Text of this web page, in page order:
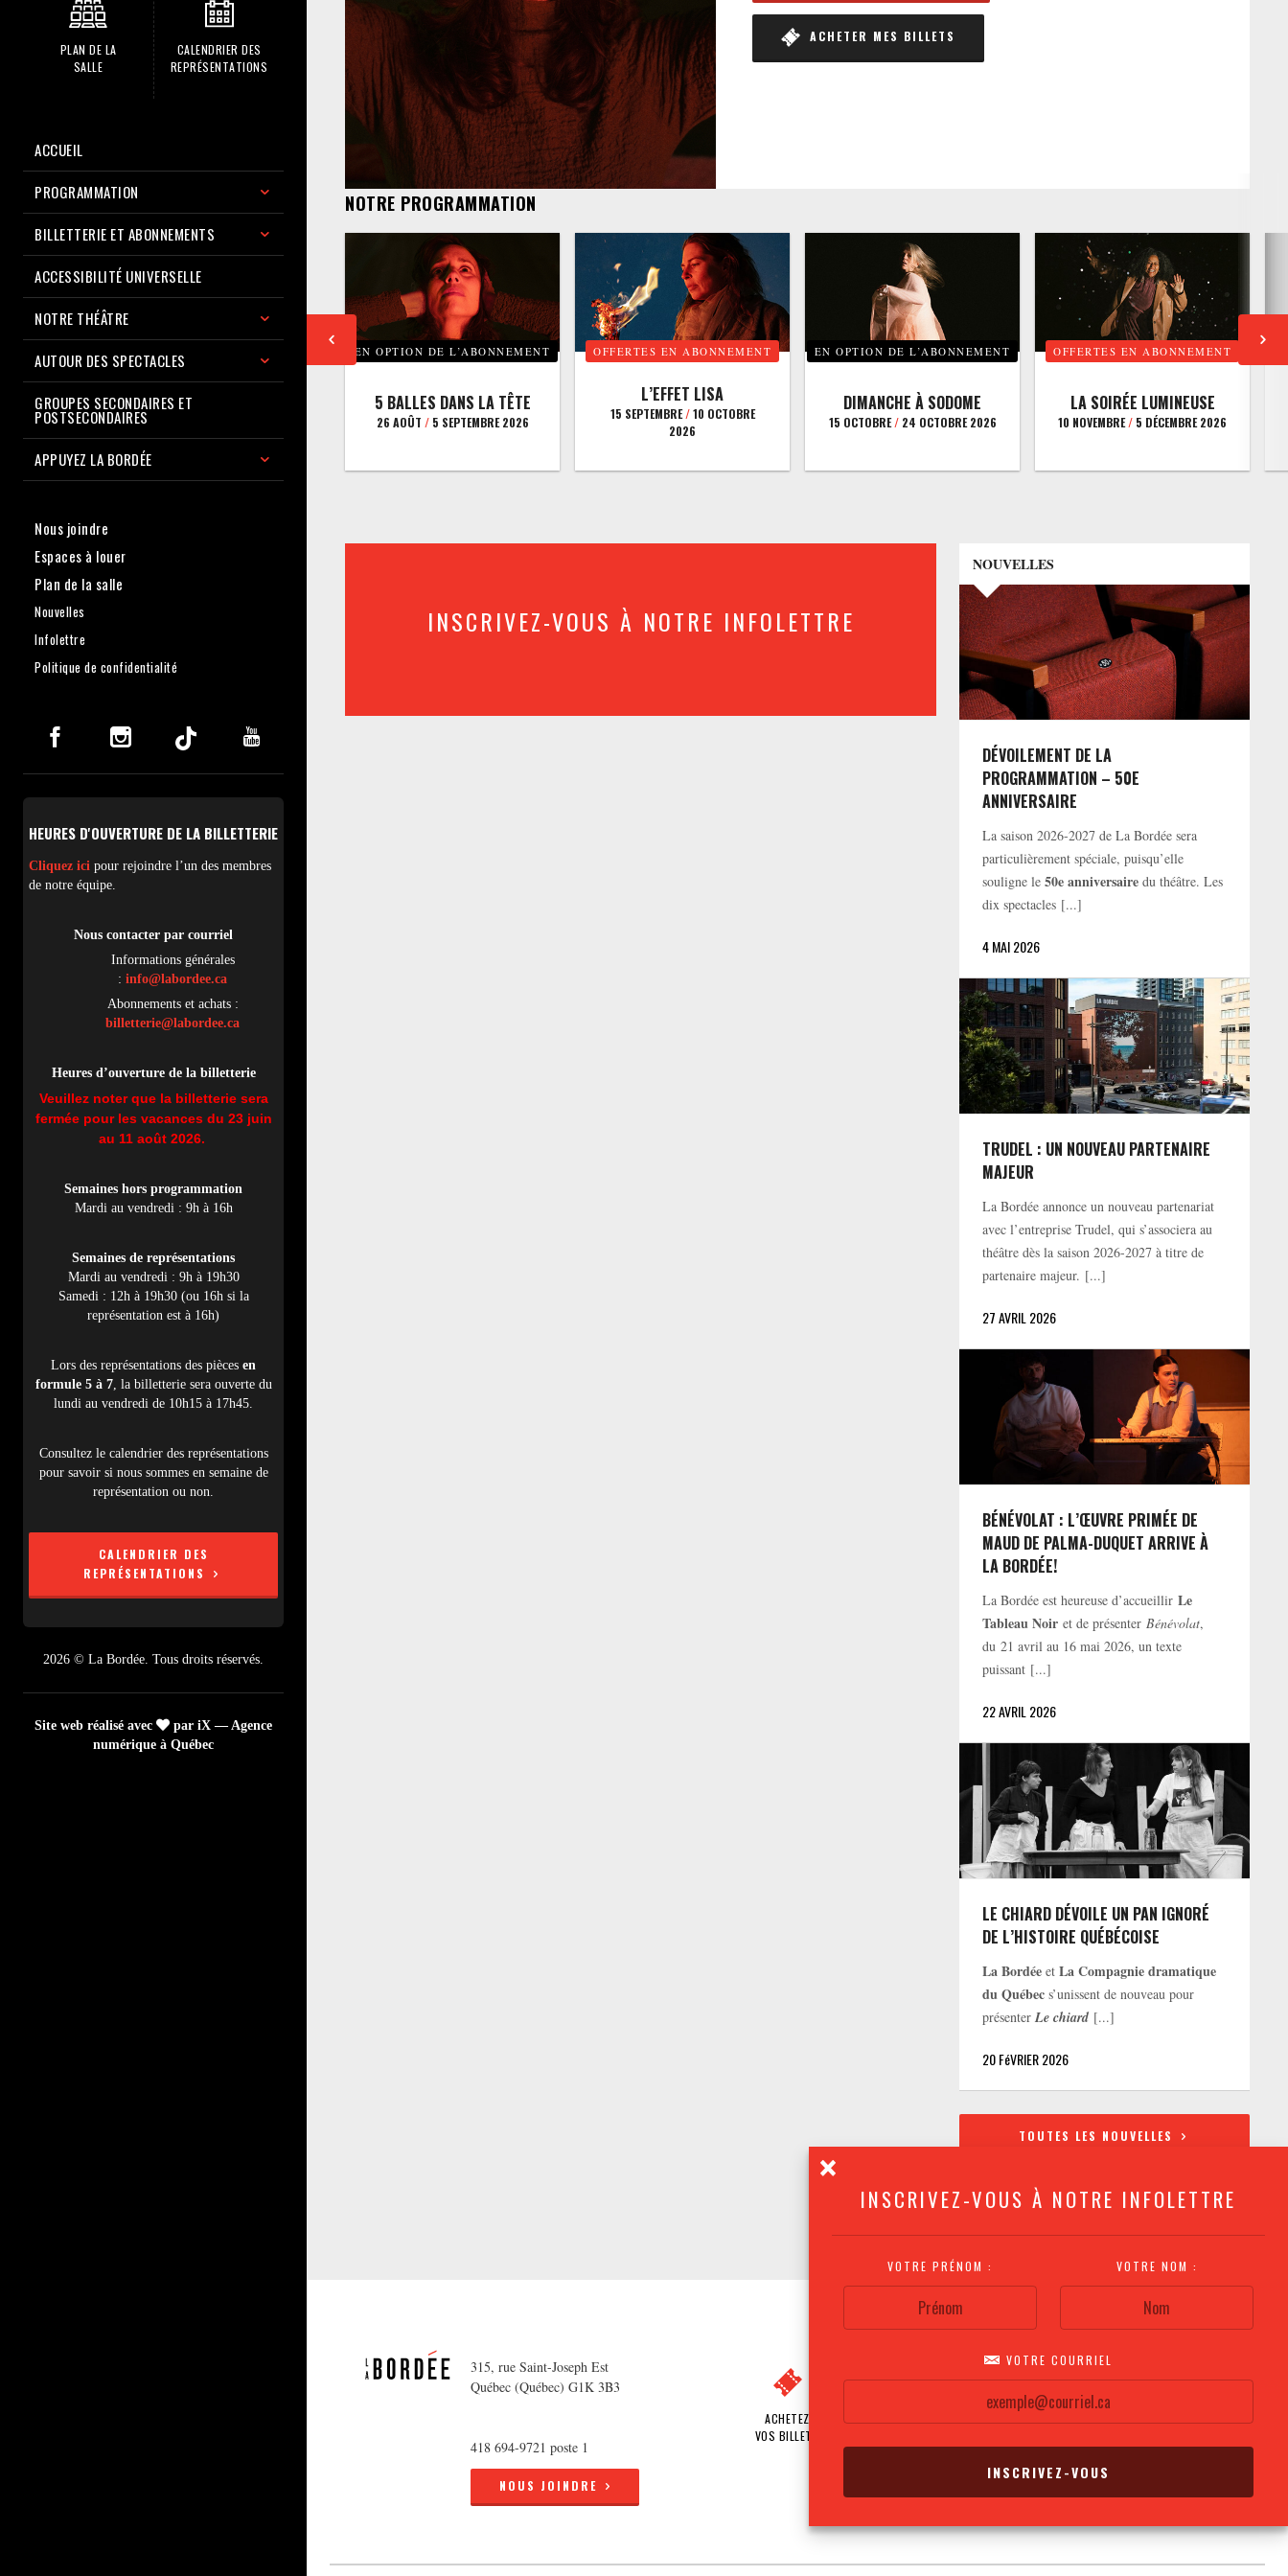
INSCRIVEZ-VOUS À NOTRE INFOLETTRE
VOTRE PRÉNOM : VOTRE NOM :
VOTRE COURRIEL
PLAN DE LA
SALLE
CALENDRIER DES
REPRÉSENTATIONS
ACCUEIL
PROGRAMMATION
BILLETTERIE ET ABONNEMENTS
ACCESSIBILITÉ UNIVERSELLE
NOTRE THÉÂTRE
AUTOUR DES SPECTACLES
GROUPES SECONDAIRES ET
POSTSECONDAIRES
APPUYEZ LA BORDÉE
Nous joindre
Espaces à louer
Plan de la salle
Nouvelles
Infolettre
Politique de confidentialité
HEURES D'OUVERTURE DE LA BILLETTERIE
Cliquez ici pour rejoindre l’un des membres
de notre équipe.
Nous contacter par courriel
Informations générales
: info@labordee.ca
Abonnements et achats :
billetterie@labordee.ca
Heures d’ouverture de la billetterie
Veuillez noter que la billetterie sera
fermée pour les vacances du 23 juin
au 11 août 2026.
Semaines hors programmation
Mardi au vendredi : 9h à 16h
Semaines de représentations
Mardi au vendredi : 9h à 19h30
Samedi : 12h à 19h30 (ou 16h si la
représentation est à 16h)
Lors des représentations des pièces en
formule 5 à 7, la billetterie sera ouverte du
lundi au vendredi de 10h15 à 17h45.
Consultez le calendrier des représentations
pour savoir si nous sommes en semaine de
représentation ou non.
CALENDRIER DES
REPRÉSENTATIONS
2026 © La Bordée. Tous droits réservés.
Site web réalisé avec
par iX — Agence
numérique à Québec
ACHETER MES BILLETS
NOTRE PROGRAMMATION
EN OPTION DE L’ABONNEMENT
5 BALLES DANS LA TÊTE
26 AOÛT /5 SEPTEMBRE 2026
OFFERTES EN ABONNEMENT
L’EFFET LISA
15 SEPTEMBRE/10 OCTOBRE
2026
EN OPTION DE L’ABONNEMENT
DIMANCHE À SODOME
15 OCTOBRE/24 OCTOBRE 2026
OFFERTES EN ABONNEMENT
LA SOIRÉE LUMINEUSE
10 NOVEMBRE/ 5 DÉCEMBRE 2026
INSCRIVEZ-VOUS À NOTRE INFOLETTRE
NOUVELLES
DÉVOILEMENT DE LA
PROGRAMMATION – 50E
ANNIVERSAIRE
La saison 2026-2027 de La Bordée sera
particulièrement spéciale, puisqu’elle
souligne le50e anniversaire du théâtre. Les
dix spectacles [...]
4 MAI 2026
TRUDEL : UN NOUVEAU PARTENAIRE
MAJEUR
La Bordée annonce un nouveau partenariat
avec l’entreprise Trudel, qui s’associera au
théâtre dès la saison 2026-2027 à titre de
partenaire majeur. [...]
27 AVRIL 2026
BÉNÉVOLAT : L’ŒUVRE PRIMÉE DE
MAUD DE PALMA-DUQUET ARRIVE À
LA BORDÉE!
La Bordée est heureuse d’accueillirLe
Tableau Noir et de présenterBénévolat,
du 21 avril au 16 mai 2026, un texte
puissant [...]
22 AVRIL 2026
LE CHIARD DÉVOILE UN PAN IGNORÉ
DE L’HISTOIRE QUÉBÉCOISE
La Bordée etLa Compagnie dramatique
du Québec s’unissent de nouveau pour
présenterLe chiard [...]
20 FéVRIER 2026
TOUTES LES NOUVELLES
315, rue Saint-Joseph Est
Québec (Québec) G1K 3B3
418 694-9721 poste 1
NOUS JOINDRE
ACHETEZ
VOS BILLETS